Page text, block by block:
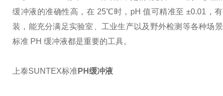
缓冲液的准确性高 ，在 25℃时，pH 值可精准至 ±0.01，
装，能充分满足实验室、工业生产以及野外检测等各种场
标准 PH 缓冲液都是重要的工具。
上泰SUNTEX标准PH缓冲液